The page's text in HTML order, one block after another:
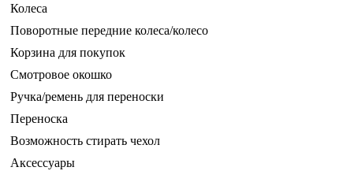
Колеса
Поворотные передние колеса/колесо
Корзина для покупок
Смотровое окошко
Ручка/ремень для переноски
Переноска
Возможность стирать чехол
Аксессуары